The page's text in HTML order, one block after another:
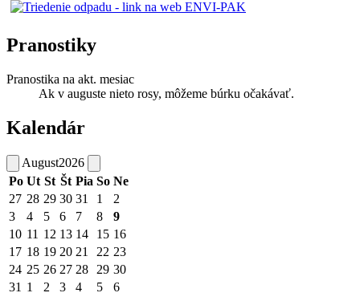
Pranostiky
Pranostika na akt. mesiac
Ak v auguste nieto rosy, môžeme búrku očakávať.
Kalendár
August2026
Po Ut St Št Pia So Ne
27 28 29 30 31 1
2
3
4 5 6 7 8
9
10 11 12 13 14 15 16
17 18 19 20 21 22 23
24 25 26 27 28 29 30
31 1 2 3 4 5 6